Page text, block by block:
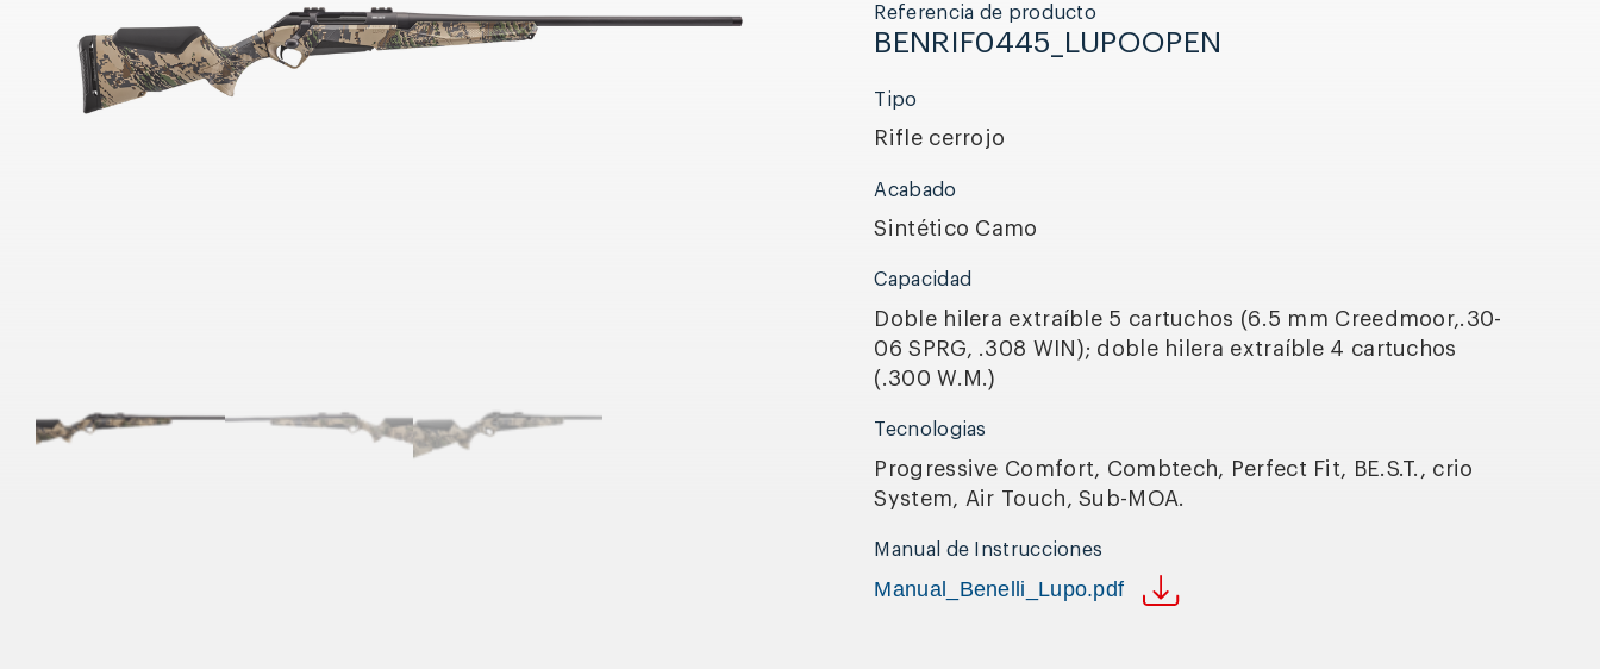
Referencia de producto
BENRIF0445_LUPOOPEN
Tipo
Rifle cerrojo
Acabado
Sintético Camo
Capacidad
Doble hilera extraíble 5 cartuchos (6.5 mm Creedmoor,.30-
06 SPRG, .308 WIN); doble hilera extraíble 4 cartuchos
(.300 W.M.)
Tecnologias
Progressive Comfort, Combtech, Perfect Fit, BE.S.T., crio
System, Air Touch, Sub-MOA.
Manual de Instrucciones
Manual_Benelli_Lupo.pdf